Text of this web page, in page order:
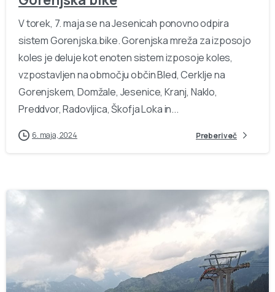
V torek, 7. maja se na Jesenicah ponovno odpira
sistem Gorenjska.bike. Gorenjska mreža za izposojo
koles je deluje kot enoten sistem izposoje koles,
vzpostavljen na območju občin Bled, Cerklje na
Gorenjskem, Domžale, Jesenice, Kranj, Naklo,
Preddvor, Radovljica, Škofja Loka in...
6. maja, 2024 Preberi več